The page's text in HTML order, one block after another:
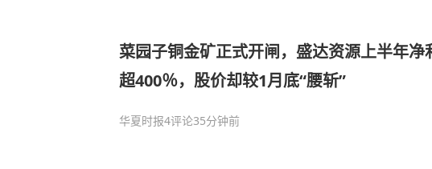
菜园子铜金矿正式开闸，盛达资源上半年净
超400％，股价却较1月底“腰斩”
华夏时报4评论35分钟前